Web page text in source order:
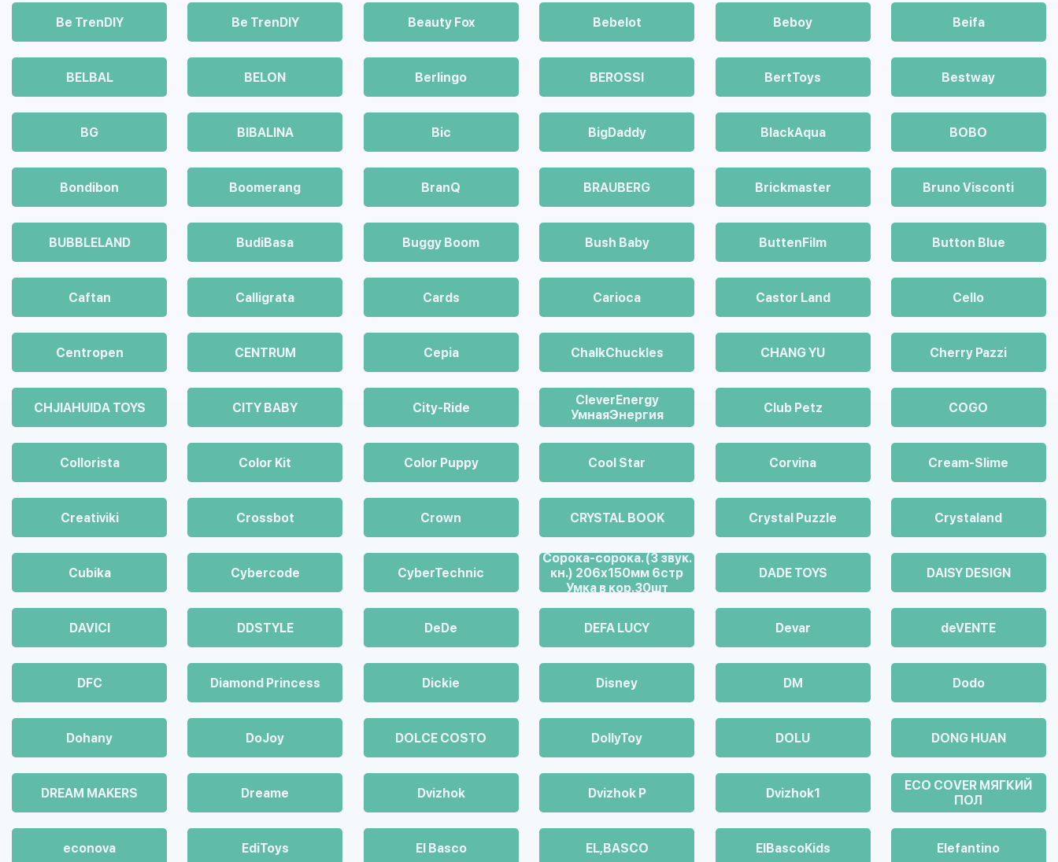
Be TrenDIY Be TrenDIY Beauty Fox Bebelot Beboy Beifa
BELBAL BELON Berlingo BEROSSI BertToys Bestway
BG BIBALINA Bic BigDaddy BlackAqua BOBO
Bondibon Boomerang BranQ BRAUBERG Brickmaster Bruno Visconti
BUBBLELAND BudiBasa Buggy Boom Bush Baby ButtenFilm Button Blue
Caftan Calligrata Cards Carioca Castor Land Cello
Centropen CENTRUM Cepia ChalkСhuckles CHANG YU Cherry Pazzi
CHJIAHUIDA TOYS CITY BABY City-Ride
CleverEnergy
УмнаяЭнергия
Club Petz COGO
Collorista Color Kit Color Puppy Cool Star Corvina Cream-Slime
Creativiki Crossbot Crown CRYSTAL BOOK Crystal Puzzle Crystaland
Cubika Cybercode CyberTechnic
Cорока-сорока. (3 звук.
кн.) 206х150мм 6стр
Умка в кор.30шт
DADE TOYS DAISY DESIGN
DAVICI DDSTYLE DeDe DEFA LUCY Devar deVENTE
DFC Diamond Princess Dickie Disney DM Dodo
Dohany DoJoy DOLCE COSTO DollyToy DOLU DONG HUAN
DREAM MAKERS Dreame Dvizhok Dvizhok Р Dvizhok1
ECO COVER МЯГКИЙ
ПОЛ
econova EdiToys El Basco EL,BASCO ElBascoKids Elefantino